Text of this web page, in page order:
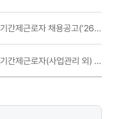
한국토지주택공사 경기북부지역본부 기간제근로자 채용공고('26년 6월)
한국토지주택공사 광주전남지역본부 기간제근로자(사업관리 외) 채용공고(2026.07)